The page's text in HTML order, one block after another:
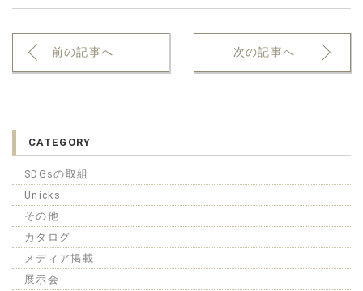
前の記事へ 次の記事へ
CATEGORY
SDGsの取組
Unicks
その他
カタログ
メディア掲載
展示会